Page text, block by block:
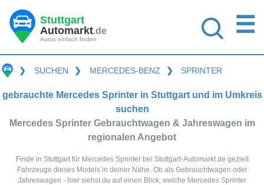
Stuttgart
Automarkt.de
Autos einfach finden
☰
❯ SUCHEN ❯ MERCEDES-BENZ ❯ SPRINTER
gebrauchte Mercedes Sprinter in Stuttgart und im Umkreis
suchen
Mercedes Sprinter Gebrauchtwagen & Jahreswagen im
regionalen Angebot
Finde in Stuttgart für Mercedes Sprinter bei Stuttgart-Automarkt.de gezielt
Fahrzeuge dieses Models in deiner Nähe. Ob als Gebrauchtwagen oder
Jahreswagen - hier siehst du auf einen Blick, welche Mercedes Sprinter